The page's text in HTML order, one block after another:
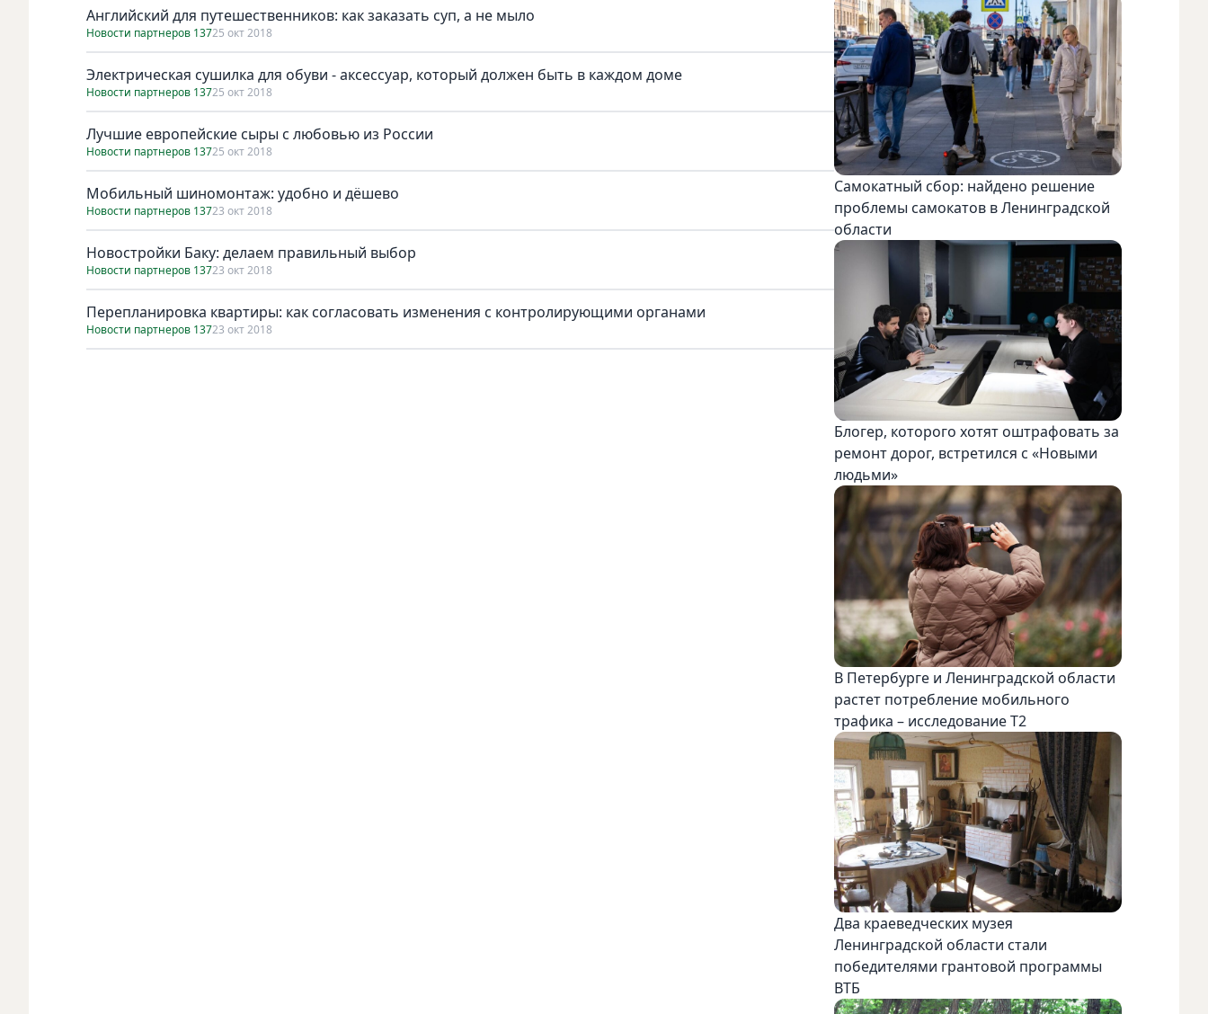
Английский для путешественников: как заказать суп, а не мыло
Новости партнеров 13725 окт 2018
Электрическая сушилка для обуви - аксессуар, который должен быть в каждом доме
Новости партнеров 13725 окт 2018
Лучшие европейские сыры с любовью из России
Новости партнеров 13725 окт 2018
Мобильный шиномонтаж: удобно и дёшево
Новости партнеров 13723 окт 2018
Новостройки Баку: делаем правильный выбор
Новости партнеров 13723 окт 2018
Перепланировка квартиры: как согласовать изменения с контролирующими органами
Новости партнеров 13723 окт 2018
Самокатный сбор: найдено решение
проблемы самокатов в Ленинградской
области
Блогер, которого хотят оштрафовать за
ремонт дорог, встретился с «Новыми
людьми»
В Петербурге и Ленинградской области
растет потребление мобильного
трафика – исследование T2
Два краеведческих музея
Ленинградской области стали
победителями грантовой программы
ВТБ